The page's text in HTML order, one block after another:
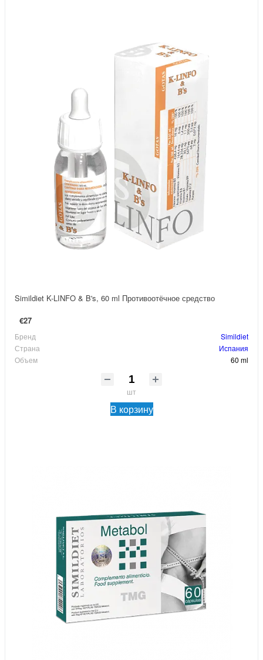
Simildiet K-LINFO & B's, 60 ml Противоотёчное средство
€27
Бренд
Simildiet
Страна
Испания
Объем
60 ml
шт
В корзину